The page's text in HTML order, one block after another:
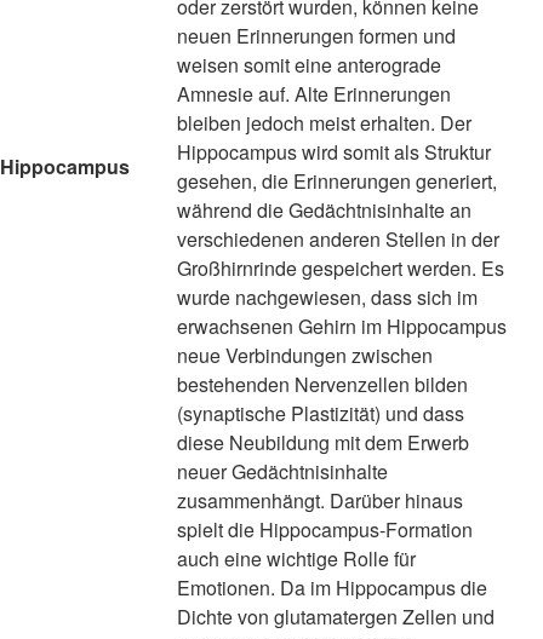
Hippocampus
oder zerstört wurden, können keine
neuen Erinnerungen formen und
weisen somit eine anterograde
Amnesie auf. Alte Erinnerungen
bleiben jedoch meist erhalten. Der
Hippocampus wird somit als Struktur
gesehen, die Erinnerungen generiert,
während die Gedächtnisinhalte an
verschiedenen anderen Stellen in der
Großhirnrinde gespeichert werden. Es
wurde nachgewiesen, dass sich im
erwachsenen Gehirn im Hippocampus
neue Verbindungen zwischen
bestehenden Nervenzellen bilden
(synaptische Plastizität) und dass
diese Neubildung mit dem Erwerb
neuer Gedächtnisinhalte
zusammenhängt. Darüber hinaus
spielt die Hippocampus-Formation
auch eine wichtige Rolle für
Emotionen. Da im Hippocampus die
Dichte von glutamatergen Zellen und